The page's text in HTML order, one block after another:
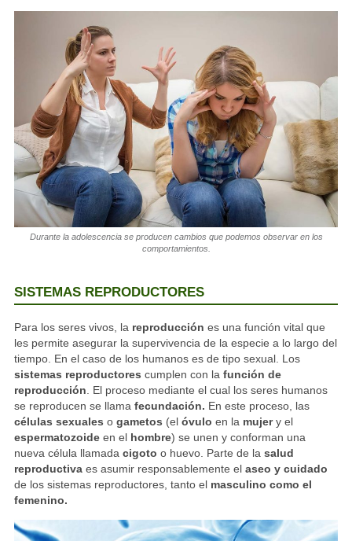
Durante la adolescencia se producen cambios que podemos observar en los
comportamientos.
SISTEMAS REPRODUCTORES
Para los seres vivos, la reproducción es una función vital que
les permite asegurar la supervivencia de la especie a lo largo del
tiempo. En el caso de los humanos es de tipo sexual. Los
sistemas reproductores cumplen con la función de
reproducción. El proceso mediante el cual los seres humanos
se reproducen se llama fecundación. En este proceso, las
células sexuales o gametos (el óvulo en la mujery el
espermatozoideen el hombre) se unen y conforman una
nueva célula llamada cigoto o huevo. Parte de la salud
reproductivaes asumir responsablemente el aseo y cuidado
de los sistemas reproductores, tanto el masculino como el
femenino.